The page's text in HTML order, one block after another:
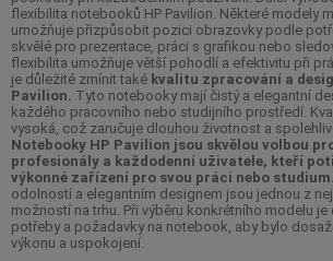
flexibilita notebooků HP Pavilion. Některé modely
umožňuje přizpůsobit pozici obrazovky podle
skvělé pro prezentace, práci s grafikou nebo
flexibilita umožňuje větší pohodlí a efektivitu při
je důležité zmínit také kvalitu zpracování a
Pavilion. Tyto notebooky mají čistý a elegantní
každého pracovního nebo studijního prostředí.
vysoká, což zaručuje dlouhou životnost a
Notebooky HP Pavilion jsou skvělou volbou
profesionály a každodenní uživatele, kteří
výkonné zařízení pro svou práci nebo studium.
odolností a elegantním designem jsou jednou z
možností na trhu. Při výběru konkrétního modelu
potřeby a požadavky na notebook, aby bylo
výkonu a uspokojení.